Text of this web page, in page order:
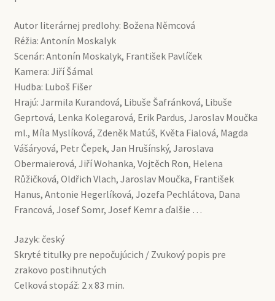
Autor literárnej predlohy: Božena Němcová
Réžia: Antonín Moskalyk
Scenár: Antonín Moskalyk, František Pavlíček
Kamera: Jiří Šámal
Hudba: Luboš Fišer
Hrajú: Jarmila Kurandová, Libuše Šafránková, Libuše
Geprtová, Lenka Kolegarová, Erik Pardus, Jaroslav Moučka
ml., Míla Myslíková, Zdeněk Matúš, Květa Fialová, Magda
Vášáryová, Petr Čepek, Jan Hrušínský, Jaroslava
Obermaierová, Jiří Wohanka, Vojtěch Ron, Helena
Růžičková, Oldřich Vlach, Jaroslav Moučka, František
Hanus, Antonie Hegerlíková, Jozefa Pechlátova, Dana
Francová, Josef Somr, Josef Kemr a ďalšie …
Jazyk: český
Skryté titulky pre nepočujúcich / Zvukový popis pre
zrakovo postihnutých
Celková stopáž: 2 x 83 min.